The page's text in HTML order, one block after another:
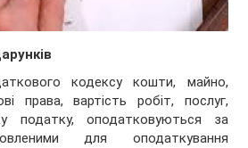
кодексу кошти, майно,
права, вартість робіт, послуг,
податку, оподатковуються за
для оподаткування